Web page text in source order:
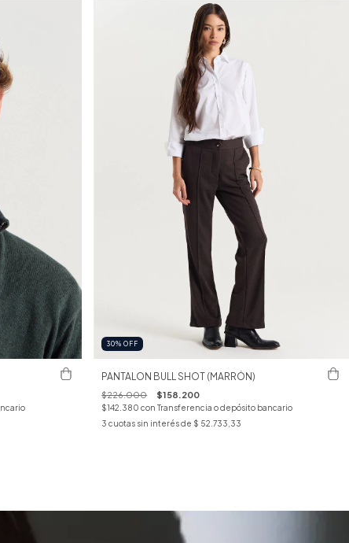
30%OFF
PANTALON BULL SHOT (MARRÓN)
$226.000 $158.200
$142.380con Transferencia o depósito bancario
3 cuotas sin interés de $ 52.733,33